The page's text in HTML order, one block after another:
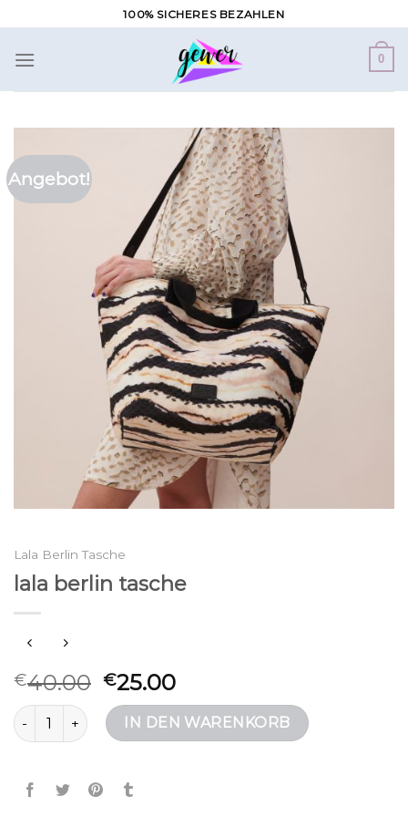
Inhalt
springen
100% SICHERES BEZAHLEN
0
Angebot!
Lala Berlin Tasche
lala berlin tasche
€40.00 €25.00
lala berlin tasche MengeIN DEN WARENKORB